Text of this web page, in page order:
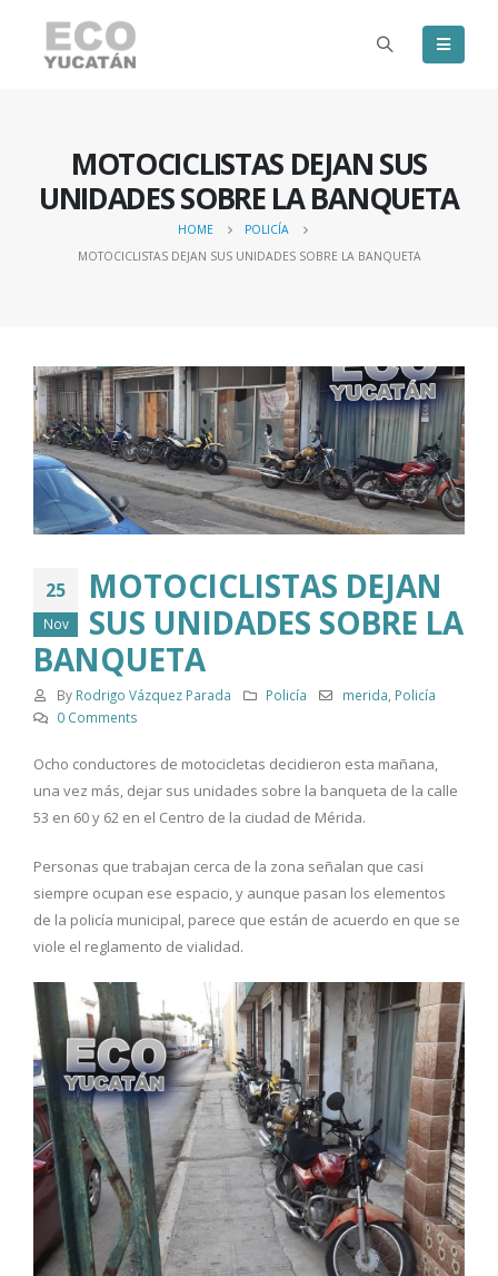
MOTOCICLISTAS DEJAN SUS
UNIDADES SOBRE LA BANQUETA
HOME
POLICÍA
MOTOCICLISTAS DEJAN SUS UNIDADES SOBRE LA BANQUETA
25
Nov
MOTOCICLISTAS DEJAN
SUS UNIDADES SOBRE LA
BANQUETA
By Rodrigo Vázquez Parada Policía merida, Policía
0 Comments
Ocho conductores de motocicletas decidieron esta mañana,
una vez más, dejar sus unidades sobre la banqueta de la calle
53 en 60 y 62 en el Centro de la ciudad de Mérida.
Personas que trabajan cerca de la zona señalan que casi
siempre ocupan ese espacio, y aunque pasan los elementos
de la policía municipal, parece que están de acuerdo en que se
viole el reglamento de vialidad.